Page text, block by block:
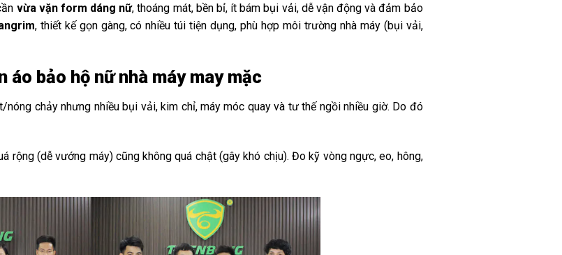
vừa vặn form dáng nữ, thoáng mát, bền bỉ, ít bám bụi vải, dễ vận động và đảm bảo
, thiết kế gọn gàng, có nhiều túi tiện dụng, phù hợp môi trường nhà máy (bụi vải,
bảo hộ nữ nhà máy may mặc
chảy nhưng nhiều bụi vải, kim chỉ, máy móc quay và tư thế ngồi nhiều giờ. Do đó
rộng (dễ vướng máy) cũng không quá chật (gây khó chịu). Đo kỹ vòng ngực, eo, hông,